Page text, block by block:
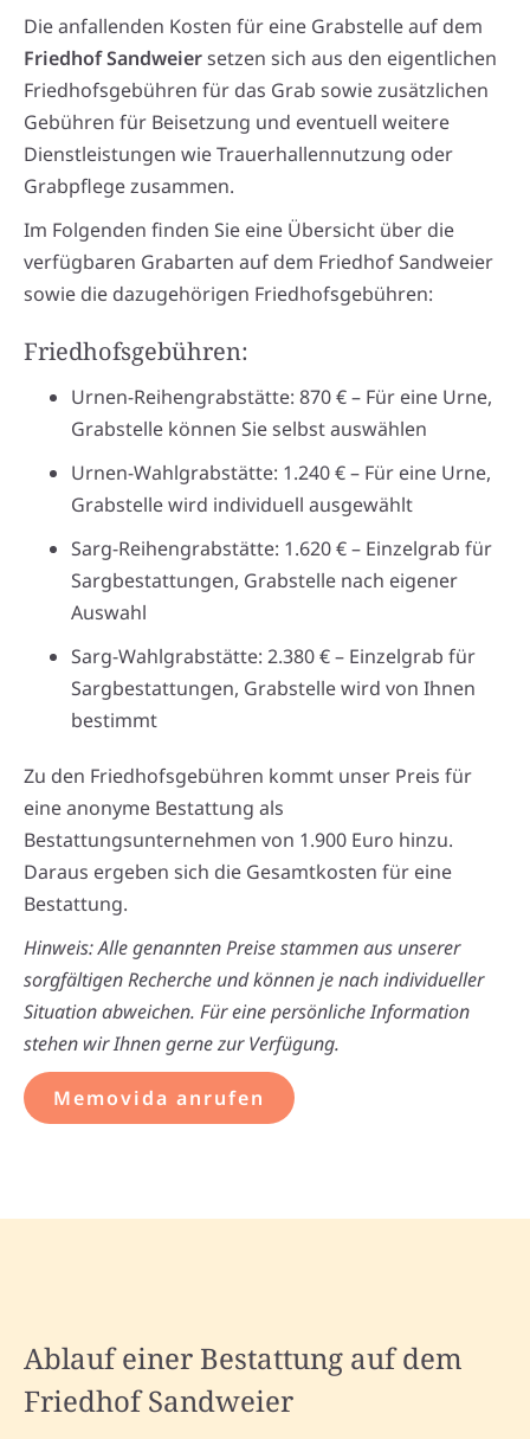
Die anfallenden Kosten für eine Grabstelle auf dem
Friedhof Sandweiersetzen sich aus den eigentlichen
Friedhofsgebühren für das Grab sowie zusätzlichen
Gebühren für Beisetzung und eventuell weitere
Dienstleistungen wie Trauerhallennutzung oder
Grabpflege zusammen.
Im Folgenden finden Sie eine Übersicht über die
verfügbaren Grabarten auf dem Friedhof Sandweier
sowie die dazugehörigen Friedhofsgebühren:
Friedhofsgebühren:
Urnen-Reihengrabstätte: 870 € – Für eine Urne,
Grabstelle können Sie selbst auswählen
Urnen-Wahlgrabstätte: 1.240 € – Für eine Urne,
Grabstelle wird individuell ausgewählt
Sarg-Reihengrabstätte: 1.620 € – Einzelgrab für
Sargbestattungen, Grabstelle nach eigener
Auswahl
Sarg-Wahlgrabstätte: 2.380 € – Einzelgrab für
Sargbestattungen, Grabstelle wird von Ihnen
bestimmt
Zu den Friedhofsgebühren kommt unser Preis für
eine anonyme Bestattung als
Bestattungsunternehmen von 1.900 Euro hinzu.
Daraus ergeben sich die Gesamtkosten für eine
Bestattung.
Hinweis: Alle genannten Preise stammen aus unserer
sorgfältigen Recherche und können je nach individueller
Situation abweichen. Für eine persönliche Information
stehen wir Ihnen gerne zur Verfügung.
Memovida anrufen
Ablauf einer Bestattung auf dem
Friedhof Sandweier